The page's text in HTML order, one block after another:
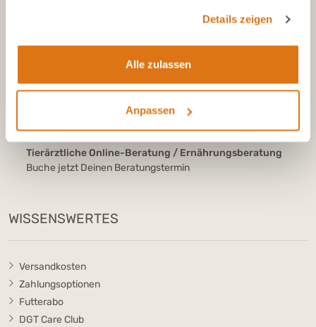
Details zeigen
Alle zulassen
Anpassen
E-Mail
info@dasgesundetier.de
Kontaktformular / Produktberatung
Antworten auf häufige Fragen
Tierärztliche Online-Beratung / Ernährungsberatung
Buche jetzt Deinen Beratungstermin
WISSENSWERTES
Versandkosten
Zahlungsoptionen
Futterabo
DGT Care Club